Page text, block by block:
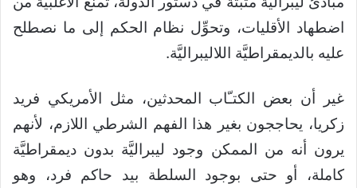
اضطهاد الأقليات، وتحوِّل نظام الحكم إلى ما نصطلح
عليه بالديمقراطيَّة اللاليبراليَّة.
غير أن بعض الكتـّاب المحدثين، مثل الأمريكي فريد
زكريا، يحاججون بغير هذا الفهم الشرطي اللازم، لأنهم
يرون أنه من الممكن وجود ليبراليَّة بدون ديمقراطيَّة
كاملة، أو حتى بوجود السلطة بيد حاكم فرد، وهو